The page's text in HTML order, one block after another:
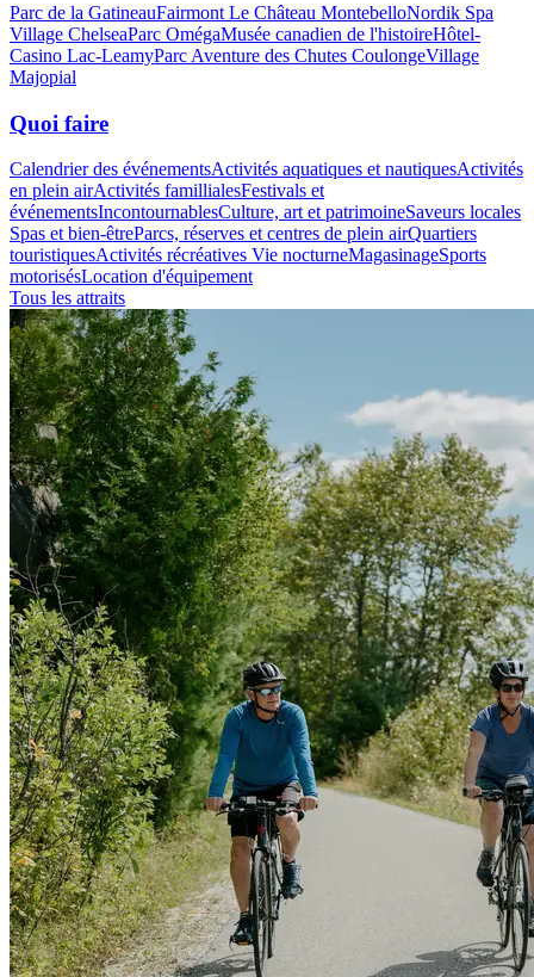
Parc de la GatineauFairmont Le Château MontebelloNordik Spa
Village ChelseaParc OmégaMusée canadien de l'histoireHôtel-
Casino Lac-LeamyParc Aventure des Chutes CoulongeVillage
Majopial
Quoi faire
Calendrier des événementsActivités aquatiques et nautiquesActivités
en plein airActivités famillialesFestivals et
événementsIncontournablesCulture, art et patrimoineSaveurs locales
Spas et bien-êtreParcs, réserves et centres de plein airQuartiers
touristiquesActivités récréatives Vie nocturneMagasinageSports
motorisésLocation d'équipement
Tous les attraits